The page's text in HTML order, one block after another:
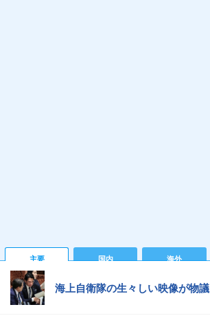
主要 国内 海外
海上自衛隊の生々しい映像が物議